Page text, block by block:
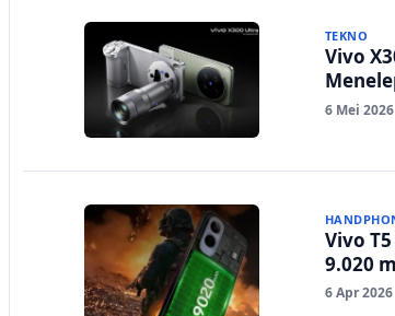
TEKNO
Vivo
6 Mei 2026
Vivo
9.020
6 Apr 2026